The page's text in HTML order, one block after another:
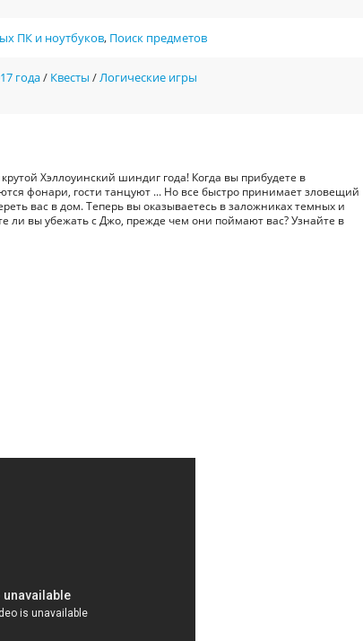
ПК и ноутбуков, Поиск предметов
года/ Квесты /Логические игры
Хэллоуинский шиндиг года! Когда вы прибудете в
фонари, гости танцуют ... Но все быстро принимает зловещий
вас в дом. Теперь вы оказываетесь в заложниках темных и
ли вы убежать с Джо, прежде чем они поймают вас? Узнайте в